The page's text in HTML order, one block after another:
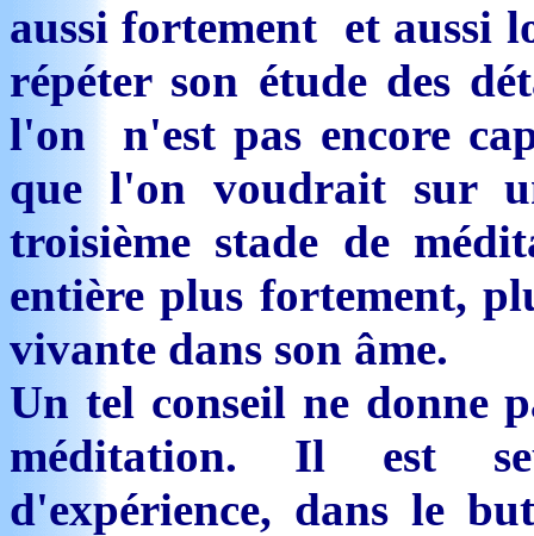
aussi fortement et aussi
répéter son étude des
l'on n'est pas encore
que l'on voudrait sur
troisième stade de
entière plus fortement,
vivante dans son âme.
Un tel conseil ne donne
méditation. Il est
d'expérience, dans le